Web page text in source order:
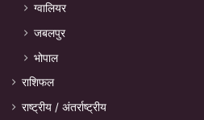
ग्वालियर
जबलपुर
भोपाल
राशिफल
राष्ट्रीय / अंतर्राष्ट्रीय